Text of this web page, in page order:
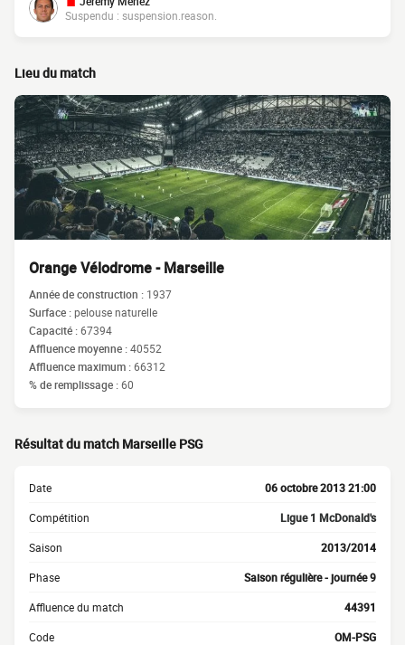
Suspendu : suspension.reason.
Lieu du match
Orange Vélodrome - Marseille
Année de construction : 1937
Surface :pelouse naturelle
Capacité :67394
Affluence moyenne :40552
Affluence maximum :66312
% de remplissage :60
Résultat du match Marseille PSG
Date 06 octobre 2013 21:00
Compétition Ligue 1 McDonald's
Saison 2013/2014
Phase Saison régulière - journée 9
Affluence du match 44391
Code OM-PSG